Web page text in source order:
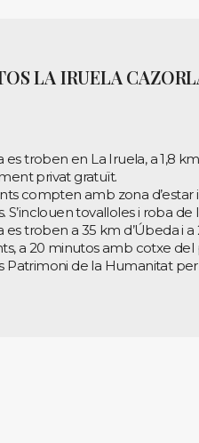
LA IRUELA
es troben en La Iruela, a 1,8
privat gratuït.
compten amb zona d’estar
S’inclouen tovalloles i roba de
es troben a 35 km d’Úbeda i
a 20 minutos amb cotxe
Patrimoni de la Humanitat per